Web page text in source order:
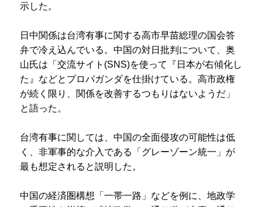
示した。
日中関係は台湾有事に関する高市早苗総理の国会答
弁で冷え込んでいる。中国の対日批判について、奥
山氏は「交流サイト(SNS)を使って『日本が右傾化し
た』などとプロパガンダを仕掛けている。高市政権
が続く限り、関係を改善するつもりはないようだ」
と語った。
台湾有事に関しては、中国の全面侵攻の可能性は低
く、非軍事的な介入である「グレーゾーン統一」が
最も想定されると説明した。
中国の経済圏構想「一帯一路」などを例に、地政学